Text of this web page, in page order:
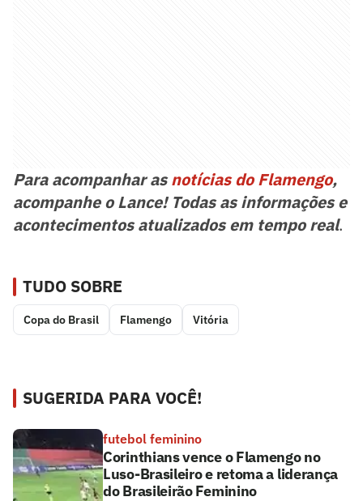
Para acompanhar asnotícias do Flamengo,
acompanhe o Lance! Todas as informações e
acontecimentos atualizados em tempo real.
TUDO SOBRE
Copa do Brasil Flamengo Vitória
SUGERIDA PARA VOCÊ!
futebol feminino
Corinthians vence o Flamengo no
Luso-Brasileiro e retoma a liderança
do Brasileirão Feminino